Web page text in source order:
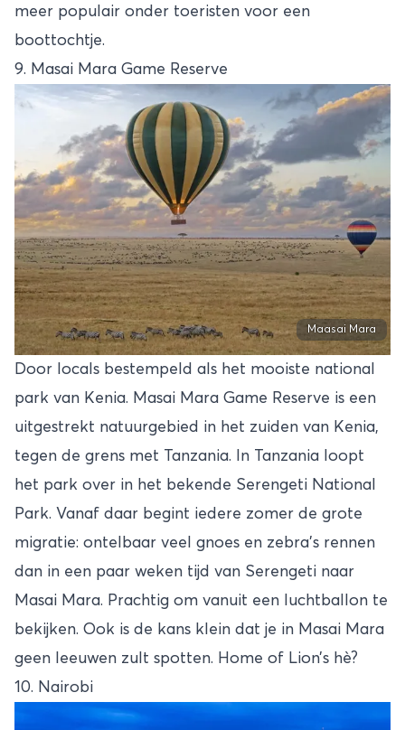
meer populair onder toeristen voor een
boottochtje.
9. Masai Mara Game Reserve
Maasai Mara
Door locals bestempeld als het mooiste national
park van Kenia. Masai Mara Game Reserve is een
uitgestrekt natuurgebied in het zuiden van Kenia,
tegen de grens met Tanzania. In Tanzania loopt
het park over in het bekende Serengeti National
Park. Vanaf daar begint iedere zomer de grote
migratie: ontelbaar veel gnoes en zebra’s rennen
dan in een paar weken tijd van Serengeti naar
Masai Mara. Prachtig om vanuit een luchtballon te
bekijken. Ook is de kans klein dat je in Masai Mara
geen leeuwen zult spotten. Home of Lion’s hè?
10. Nairobi